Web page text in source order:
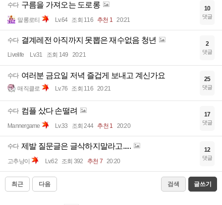
수다 구름을 가져오는 도로롱
말롱로티 Lv.64 조회 116 추천 1 20:21
10
댓글
수다 결계레전 아직까지 못뽑은 재수없음 청년
Livelife Lv.31 조회 149 20:21
2
댓글
수다 여러분 금요일 저녁 즐겁게 보내고 계신가요
매직클로 Lv.76 조회 116 20:21
25
댓글
수다 컴플 샀다 손떨려
Mannergame Lv.33 조회 244 추천 1 20:20
17
댓글
수다 제발 질문글은 글삭하지말라고.....
고추냥이 Lv.62 조회 392 추천 7 20:20
12
댓글
최근 다음 검색 글쓰기